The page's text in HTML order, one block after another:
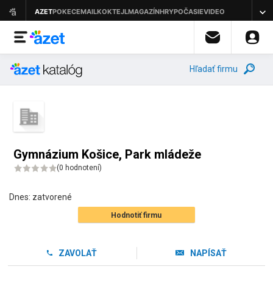
Hľadať firmu
Gymnázium Košice, Park mládeže
(0 hodnotení)
Dnes: zatvorené
Hodnotiť firmu
ZAVOLAŤ NAPÍSAŤ